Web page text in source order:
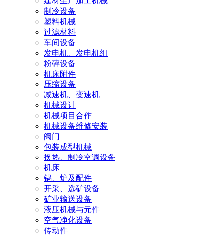
制冷设备
塑料机械
过滤材料
车间设备
发电机、发电机组
粉碎设备
机床附件
压缩设备
减速机、变速机
机械设计
机械项目合作
机械设备维修安装
阀门
包装成型机械
换热、制冷空调设备
机床
锅、炉及配件
开采、选矿设备
矿业输送设备
液压机械与元件
空气净化设备
传动件